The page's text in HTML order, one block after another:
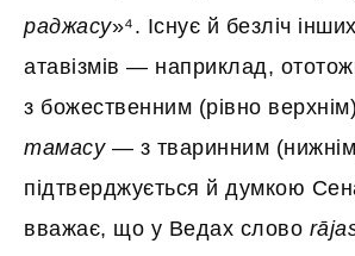
раджасу»⁴. Існує й безліч
атавізмів — наприклад,
з божественним (рівно
тамасу— з тваринним
підтверджується й думкою
вважає, що у Ведах слово